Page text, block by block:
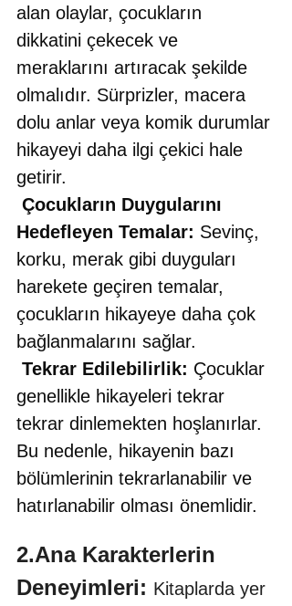
alan olaylar, çocukların
dikkatini çekecek ve
meraklarını artıracak şekilde
olmalıdır. Sürprizler, macera
dolu anlar veya komik durumlar
hikayeyi daha ilgi çekici hale
getirir.
Çocukların Duygularını
Hedefleyen Temalar: Sevinç,
korku, merak gibi duyguları
harekete geçiren temalar,
çocukların hikayeye daha çok
bağlanmalarını sağlar.
Tekrar Edilebilirlik: Çocuklar
genellikle hikayeleri tekrar
tekrar dinlemekten hoşlanırlar.
Bu nedenle, hikayenin bazı
bölümlerinin tekrarlanabilir ve
hatırlanabilir olması önemlidir.
2.Ana Karakterlerin
Deneyimleri: Kitaplarda yer